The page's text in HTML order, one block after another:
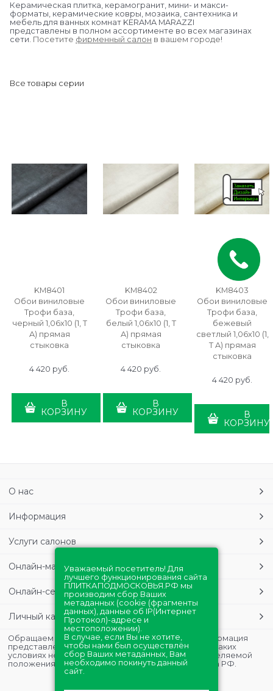
Керамическая плитка, керамогранит, мини- и макси-
форматы, керамические ковры, мозаика, сантехника и
мебель для ванных комнат KERAMA MARAZZI
представлены в полном ассортименте во всех магазинах
сети. Посетите фирменный салон в вашем городе!
Все товары серии
KM8401
Обои виниловые
Трофи база,
черный 1,06х10 (1, Т
A) прямая
стыковка
4 420 руб.
В
КОРЗИНУ
KM8402
Обои виниловые
Трофи база,
белый 1,06х10 (1, Т
A) прямая
стыковка
4 420 руб.
В
КОРЗИНУ
KM8403
Обои виниловые
Трофи база,
бежевый
светлый 1,06х10 (1,
Т A) прямая
стыковка
4 420 руб.
В
КОРЗИНУ
О нас
Информация
Услуги салонов
Онлайн-магазин
Онлайн-сервисы
Личный кабинет
Обращаем Ваше внимание на то, что данная информация
представлена в ознакомительных целях и ни при каких
условиях не является публичной офертой, определяемой
положениями Статьи 437 (2) Гражданского кодекса РФ.
Полная версия сайта
Уважаемый посетитель! Для
лучшего функционирования сайта
ПЛИТКАПОДМОСКОВЬЯ.РФ мы
производим сбор Ваших
метаданных (cookie (фрагменты
данных), данные об IP(Интернет
Протокол)-адресе и
местоположении).
В случае, если Вы не хотите,
чтобы нами был осуществлён
сбор Ваших метаданных, Вам
необходимо покинуть данный
сайт.